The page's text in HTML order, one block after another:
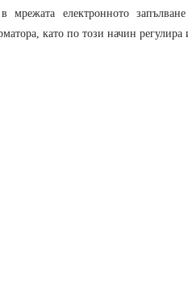
мрежата електронното
като по този начин